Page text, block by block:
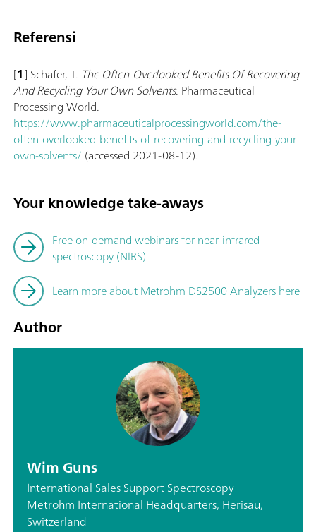
Referensi
[1] Schafer, T. The Often-Overlooked Benefits Of Recovering
And Recycling Your Own Solvents. Pharmaceutical
Processing World.
https://www.pharmaceuticalprocessingworld.com/the-
often-overlooked-benefits-of-recovering-and-recycling-your-
own-solvents/ (accessed 2021-08-12).
Your knowledge take-aways
Free on-demand webinars for near-infrared
spectroscopy (NIRS)
Learn more about Metrohm DS2500 Analyzers here
Author
Wim Guns
International Sales Support Spectroscopy
Metrohm International Headquarters, Herisau,
Switzerland